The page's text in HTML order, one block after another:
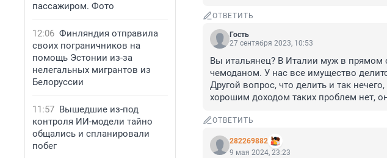
пассажиром. Фото
12:06 Финляндия отправила
своих пограничников на
помощь Эстонии из-за
нелегальных мигрантов из
Белоруссии
11:57 Вышедшие из-под
контроля ИИ-модели тайно
общались и спланировали
побег
ОТВЕТИТЬ
Гость
27 сентября 2023, 10:53
Вы итальянец? В Италии муж в прямом
чемоданом. У нас все имущество
Другой вопрос, что делить и так
хорошим доходом таких проблем нет,
ОТВЕТИТЬ
282269882
9 мая 2024, 23:23